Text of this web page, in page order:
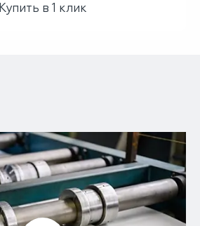
Купить в 1 клик